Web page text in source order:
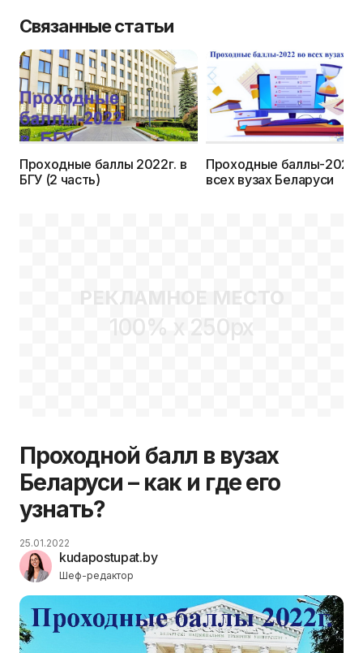
Связанные статьи
Проходные баллы 2022г. в
БГУ (2 часть)
Проходные баллы-
всех вузах Беларуси
РЕКЛАМНОЕ МЕСТО
100% x 250px
Проходной балл в вузах
Беларуси – как и где его
узнать?
kudapostupat.by
Шеф-редактор
25.01.2022